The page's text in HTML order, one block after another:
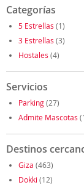
Categorías
5 Estrellas (1)
3 Estrellas (3)
Hostales (4)
Servicios
Parking(27)
Admite Mascotas
Destinos
Giza (463)
Dokki (12)